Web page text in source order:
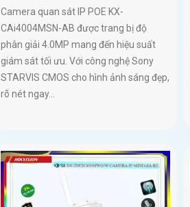
Camera quan sát IP POE KX-
CAi4004MSN-AB được trang bị độ
phân giải 4.0MP mang đến hiệu suất
giám sát tối ưu. Với công nghệ Sony
STARVIS CMOS cho hình ảnh sáng đẹp,
rõ nét ngay...